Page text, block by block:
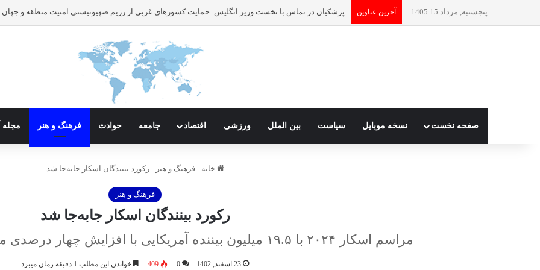
پنجشنبه, مرداد 15 1405 آخرین عناوین
صفحه نخست نسخه موبایل سیاست بین الملل ورزشی اقتصاد جامعه حوادث فرهنگ و هنر مجله
خانه - فرهنگ و هنر - رکورد بینندگان اسکار جابه‌جا شد
فرهنگ و هنر
رکورد بینندگان اسکار جابه‌جا شد
مراسم اسکار ۲۰۲۴ با ۱۹.۵ میلیون بیننده آمریکایی با افزایش چهار درصدی مخاطبان همراه شده است.
23 اسفند, 1402 0
409 خواندن این مطلب 1 دقیقه زمان میبرد